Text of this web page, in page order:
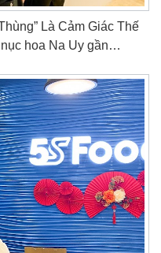
Là Cảm Giác Thế
nục hoa Na Uy gần…